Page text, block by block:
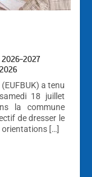
2027
a tenu
18 juillet
la commune
de dresser le
orientations […]